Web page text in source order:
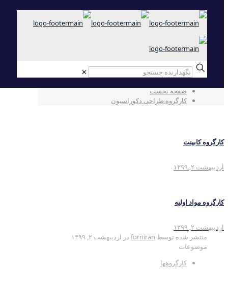
✕
کارگروه طراحی دکوراسیون
صفحه نخست
کارگروه طراحی دکوراسیون
کارگروه کابینت
اردیبهشت ۲, ۱۳۹۹
کارگروه مواد اولیه
اردیبهشت ۲, ۱۳۹۹
منتشر شده توسط furniran در اردیبهشت ۲, ۱۳۹۹
موضوعات
کارگروهها